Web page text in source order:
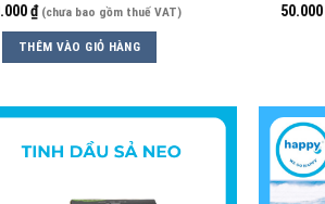
₫ (chưa bao gồm thuế VAT)
THÊM VÀO GIỎ HÀNG
50.000